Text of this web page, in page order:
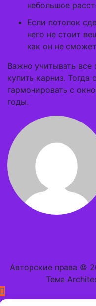
небольшое
Если потолок
него не стоит
как он не
Важно учитывать
купить карниз. Тогда
гармонировать с
годы.
Авторские права ©
Тема